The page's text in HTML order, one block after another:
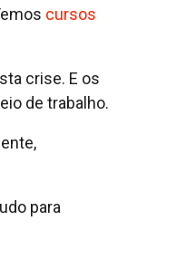
cursos
crise. E os
de trabalho.
para